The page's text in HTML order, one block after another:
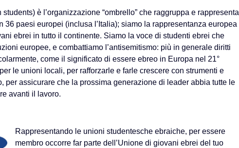
è l’organizzazione “ombrello” che raggruppa e rappresenta
36 paesi europei (inclusa l’Italia); siamo la rappresentanza europea
ebrei in tutto il continente. Siamo la voce di studenti ebrei che
europee, e combattiamo l’antisemitismo: più in generale diritti
come il significato di essere ebreo in Europa nel 21°
le unioni locali, per rafforzarle e farle crescere con strumenti e
per assicurare che la prossima generazione di leader abbia tutte le
avanti il lavoro.
Rappresentando le unioni studentesche ebraiche, per essere
membro occorre far parte dell’Unione di giovani ebrei del tuo